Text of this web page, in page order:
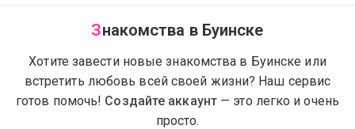
Знакомства в Буинске
Хотите завести новые знакомства в Буинске или
встретить любовь всей своей жизни? Наш сервис
готов помочь! Создайте аккаунт — это легко и очень
просто.